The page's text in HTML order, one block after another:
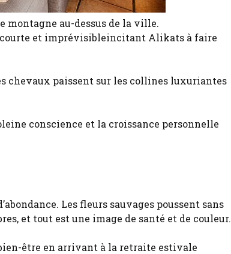
montagne au-dessus de la ville.
courte et imprévisibleincitant Alikats à faire
chevaux paissent sur les collines luxuriantes
conscience et la croissance personnelle
Les fleurs sauvages poussent sans
et tout est une image de santé et de couleur.
être en arrivant à la retraite estivale